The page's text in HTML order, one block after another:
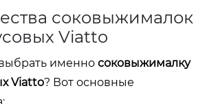
соковыжималок
Viatto
именно соковыжималку
Viatto? Вот основные